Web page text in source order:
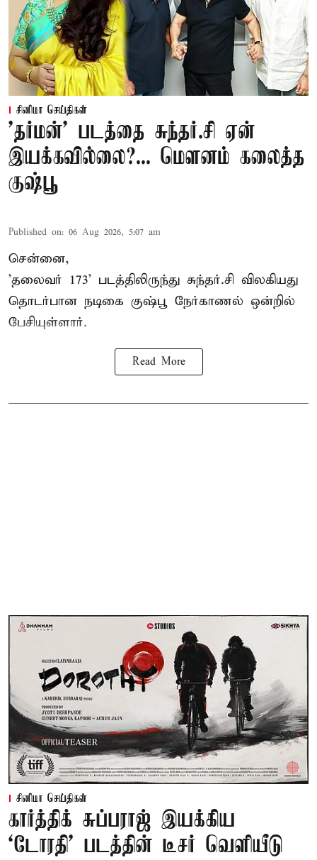
சினிமா செய்திகள்
'தர்மன்' படத்தை சுந்தர்.சி ஏன்
இயக்கவில்லை?... மௌனம் கலைத்த
குஷ்பூ
Published on: 06 Aug 2026, 5:07 am
சென்னை,
'தலைவர் 173' படத்திலிருந்து சுந்தர்.சி விலகியது
தொடர்பான நடிகை குஷ்பூ நேர்காணல் ஒன்றில்
பேசியுள்ளார்.
Read More
சினிமா செய்திகள்
கார்த்திக் சுப்பராஜ் இயக்கிய
`டோரதி' படத்தின் டீசர் வெளியீடு